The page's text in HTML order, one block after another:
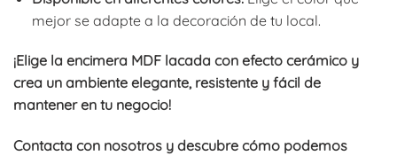
mejor se adapte a la decoración de tu local.
¡Elige la encimera MDF lacada con efecto cerámico y
crea un ambiente elegante, resistente y fácil de
mantener en tu negocio!
Contacta con nosotros y descubre cómo podemos